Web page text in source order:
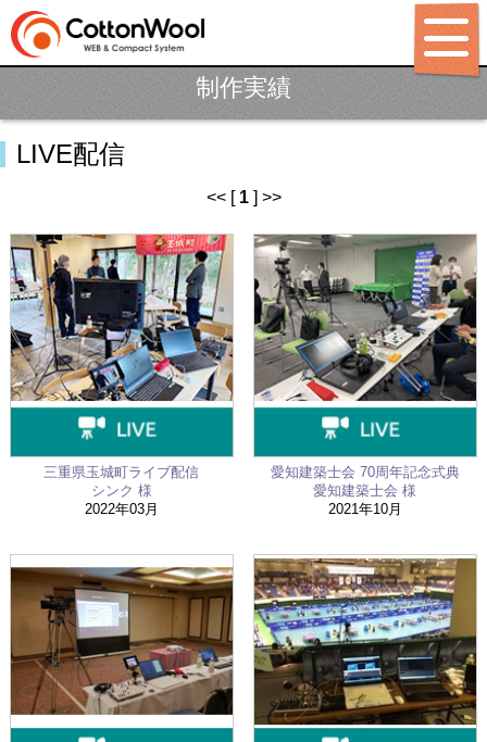
制作実績
LIVE配信
<< [ 1] >>
三重県玉城町ライブ配信
シンク 様
2022年03月
愛知建築士会 70周年記念式典
愛知建築士会 様
2021年10月
制作ポリシー
パッケージ
制作料金
制作実績
LABO
BLOG
お問い合わせ